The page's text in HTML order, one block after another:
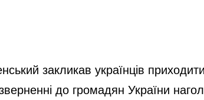
закликав українців
до громадян України